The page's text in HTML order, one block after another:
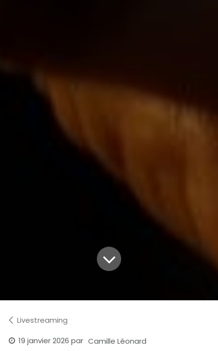
Livestreaming
19 janvier 2026 par Camille Léonard